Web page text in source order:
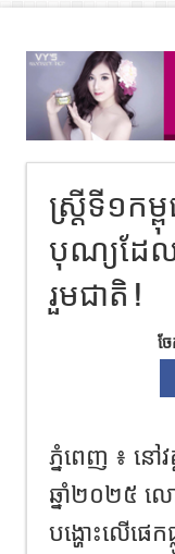
ស្ត្រីទី១ក
បុណ្យដែល
រួមជាតិ !
ច
ភ្នំពេញ ៖ នៅ
ឆ្នាំ២០២៥ ល
បង្ហោះលើផ